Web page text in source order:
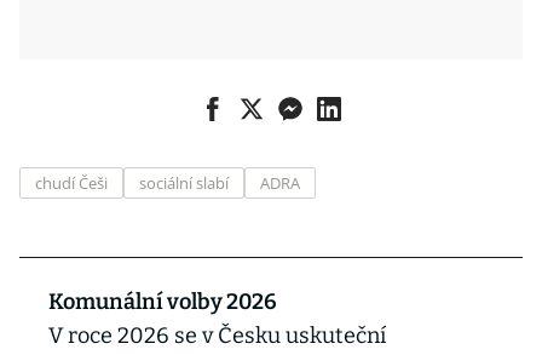
chudí Češi sociální slabí ADRA
Komunální volby 2026
V roce 2026 se v Česku uskuteční